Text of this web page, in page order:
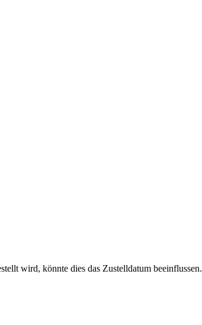
wird, könnte dies das Zustelldatum beeinflussen.